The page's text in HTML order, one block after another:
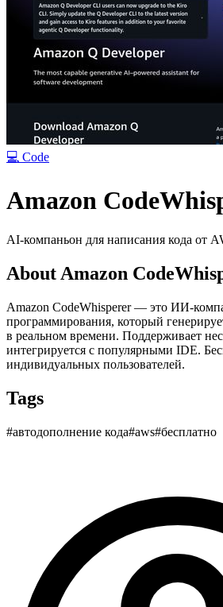
💻 Code
Amazon
AI-компаньон для написания кода от
About Amazon
Amazon CodeWhisperer — это ИИ-
программирования, который
в реальном времени. Поддерживает
интегрируется с популярными IDE.
индивидуальных пользователей.
Tags
#автодополнение кода#aws#бесплатно